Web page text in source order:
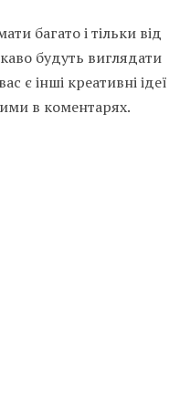
багато і тільки від
будуть виглядати
є інші креативні ідеї
в коментарях.